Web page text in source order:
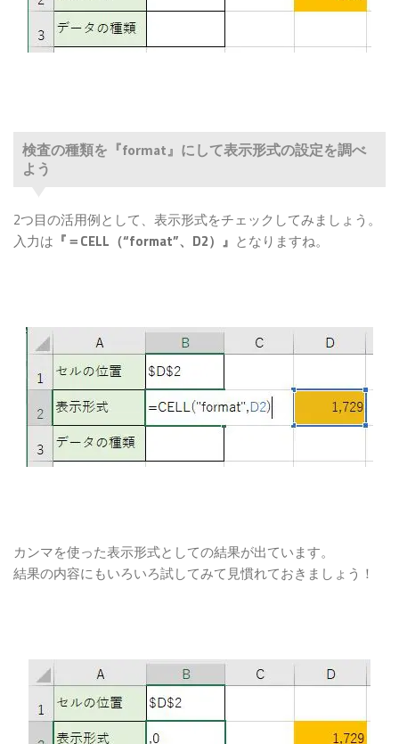
検査の種類を『format』にして表示形式の設定を調べ
よう
2つ目の活用例として、表示形式をチェックしてみましょう。
入力は 『＝CELL（“format”、D2）』 となりますね。
カンマを使った表示形式としての結果が出ています。
結果の内容にもいろいろ試してみて見慣れておきましょう！